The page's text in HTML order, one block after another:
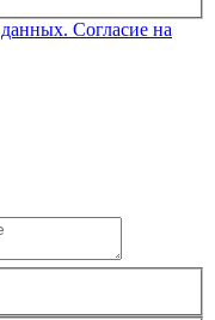
Согласие на